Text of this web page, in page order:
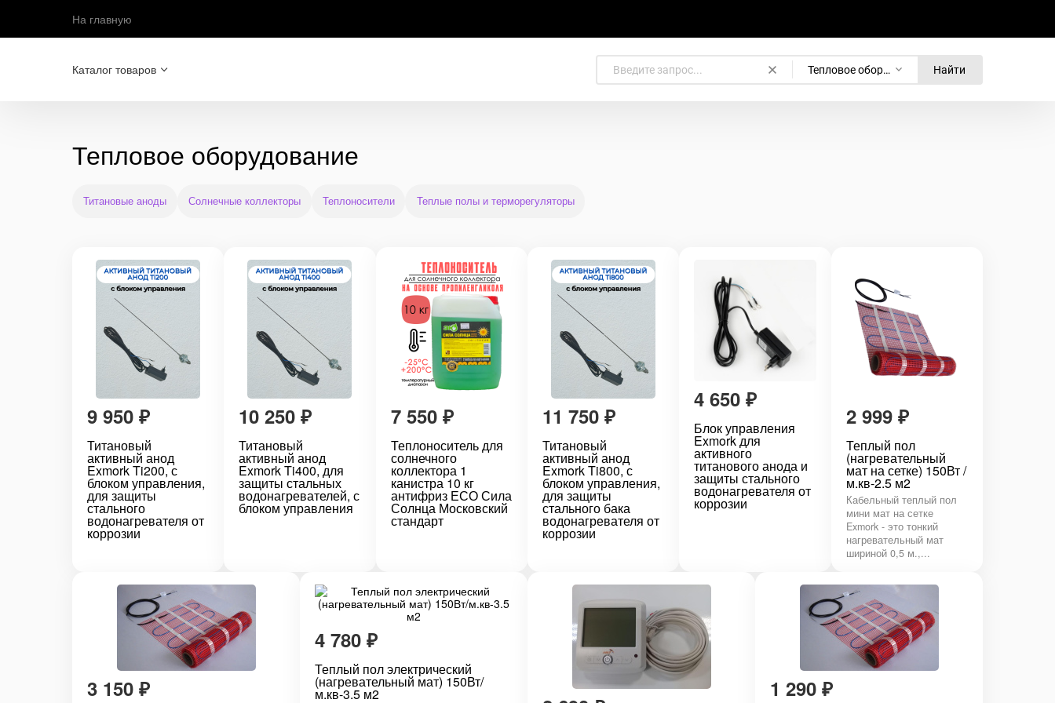
На главную
Каталог товаров Тепловое оборудование Найти
Тепловое оборудование
Титановые аноды Солнечные коллекторы Теплоносители Теплые полы и терморегуляторы
9 950 ₽
Титановый
активный анод
Exmork Ti200, с
блоком управления,
для защиты
стального
водонагревателя от
коррозии
10 250₽
Титановый
активный анод
Exmork Ti400, для
защиты стальных
водонагревателей, с
блоком управления
7 550 ₽
Теплоноситель для
солнечного
коллектора 1
канистра 10 кг
антифриз ЕСО Сила
Солнца Московский
стандарт
11 750 ₽
Титановый
активный анод
Exmork Ti800, с
блоком управления,
для защиты
стального бака
водонагревателя от
коррозии
4 650₽
Блок управления
Exmork для
активного
титанового анода и
защиты стального
водонагревателя от
коррозии
2 999 ₽
Теплый пол
(нагревательный
мат на сетке) 150Вт /
м.кв-2.5 м2
Кабельный теплый пол
мини мат на сетке
Exmork - это тонкий
нагревательный мат
шириной 0,5 м.,...
3 150 ₽
4 780 ₽
Теплый пол электрический
(нагревательный мат) 150Вт/
м.кв-3.5 м2 1 290 ₽